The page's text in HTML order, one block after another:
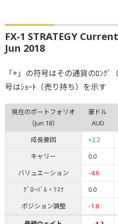
FX-1 STRATEGY
Jun 2018
「+」の符号はその通貨のﾛﾝｸ
号はｼｮｰﾄ（売り持ち）を示す
現在のポートフォリオ
（Jun 18）
豪ドル
AUD
成長要因
+2.2
キャリー
0.0
バリュエーション
-4.6
ｸﾞﾛｰﾊﾞﾙ・ﾘｽｸ
0.0
ポジション調整
-1.8